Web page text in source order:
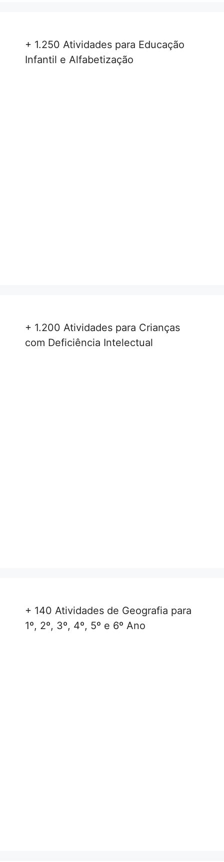
+ 1.250 Atividades para Educação
Infantil e Alfabetização
+ 1.200 Atividades para Crianças
com Deficiência Intelectual
+ 140 Atividades de Geografia para
1º, 2º, 3º, 4º, 5º e 6º Ano